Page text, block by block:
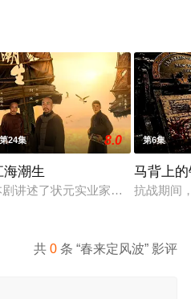
学院联合举办的小型军事演习中
第24集 8.0
海潮生
剧讲述了状元实业家张謇创办大生
第6集
马背上
抗战期间
共0 条 “春来定风波” 影评